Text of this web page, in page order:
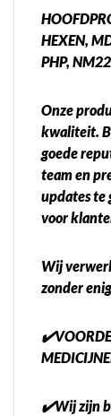
HEXEN,
PHP,
Onze
kwaliteit.
goede
team en
updates te
voor
Wij
zonder
✔️Wij zijn